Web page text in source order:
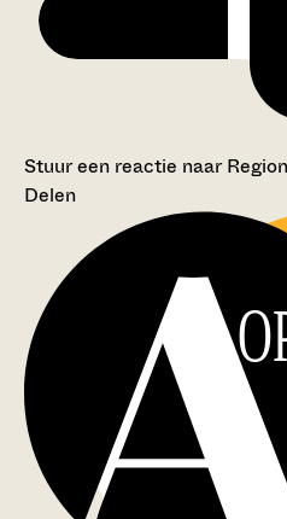
Stuur een reactie naar
Delen